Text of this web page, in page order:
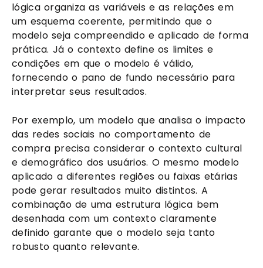
lógica organiza as variáveis e as relações em
um esquema coerente, permitindo que o
modelo seja compreendido e aplicado de forma
prática. Já o contexto define os limites e
condições em que o modelo é válido,
fornecendo o pano de fundo necessário para
interpretar seus resultados.
Por exemplo, um modelo que analisa o impacto
das redes sociais no comportamento de
compra precisa considerar o contexto cultural
e demográfico dos usuários. O mesmo modelo
aplicado a diferentes regiões ou faixas etárias
pode gerar resultados muito distintos. A
combinação de uma estrutura lógica bem
desenhada com um contexto claramente
definido garante que o modelo seja tanto
robusto quanto relevante.